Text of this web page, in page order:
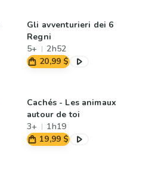
Gli avventurieri dei 6
Regni
5+
2h52
20,99 $
Cachés - Les animaux
autour de toi
3+
1h19
19,99 $